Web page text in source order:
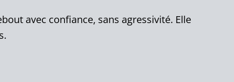
avec confiance, sans agressivité. Elle